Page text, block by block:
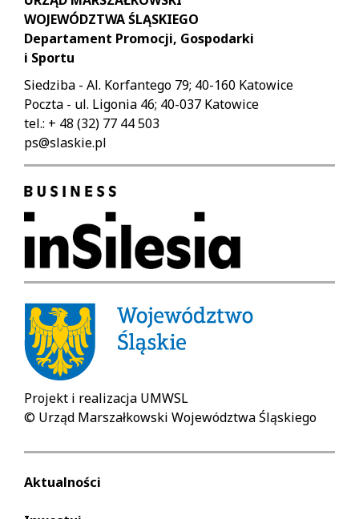
WOJEWÓDZTWA ŚLĄSKIEGO
Departament Promocji, Gospodarki
i Sportu
Siedziba - Al. Korfantego 79; 40-160 Katowice
Poczta - ul. Ligonia 46; 40-037 Katowice
tel.: + 48 (32) 77 44 503
ps@slaskie.pl
Projekt i realizacja UMWSL
© Urząd Marszałkowski Województwa Śląskiego
Aktualności